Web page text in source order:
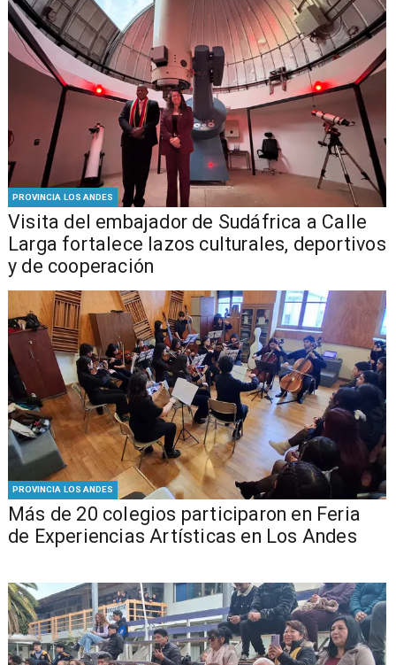
PROVINCIA LOS ANDES
​Visita del embajador de Sudáfrica a Calle
Larga fortalece lazos culturales, deportivos
y de cooperación
PROVINCIA LOS ANDES
Más de 20 colegios participaron en Feria
de Experiencias Artísticas en Los Andes